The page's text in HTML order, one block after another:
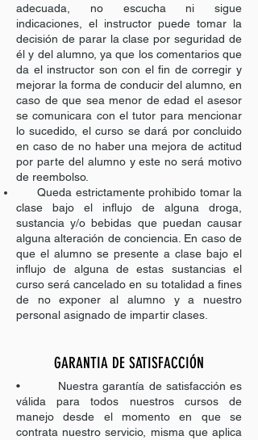
adecuada, no escucha ni sigue
indicaciones, el instructor puede tomar la
decisión de parar la clase por seguridad de
él y del alumno, ya que los comentarios que
da el instructor son con el fin de corregir y
mejorar la forma de conducir del alumno, en
caso de que sea menor de edad el asesor
se comunicara con el tutor para mencionar
lo sucedido, el curso se dará por concluido
en caso de no haber una mejora de actitud
por parte del alumno y este no será motivo
de reembolso.
Queda estrictamente prohibido tomar la
clase bajo el influjo de alguna droga,
sustancia y/o bebidas que puedan causar
alguna alteración de conciencia. En caso de
que el alumno se presente a clase bajo el
influjo de alguna de estas sustancias el
curso será cancelado en su totalidad a fines
de no exponer al alumno y a nuestro
personal asignado de impartir clases.
GARANTIA DE SATISFACCIÓN
• Nuestra garantía de satisfacción es
válida para todos nuestros cursos de
manejo desde el momento en que se
contrata nuestro servicio, misma que aplica